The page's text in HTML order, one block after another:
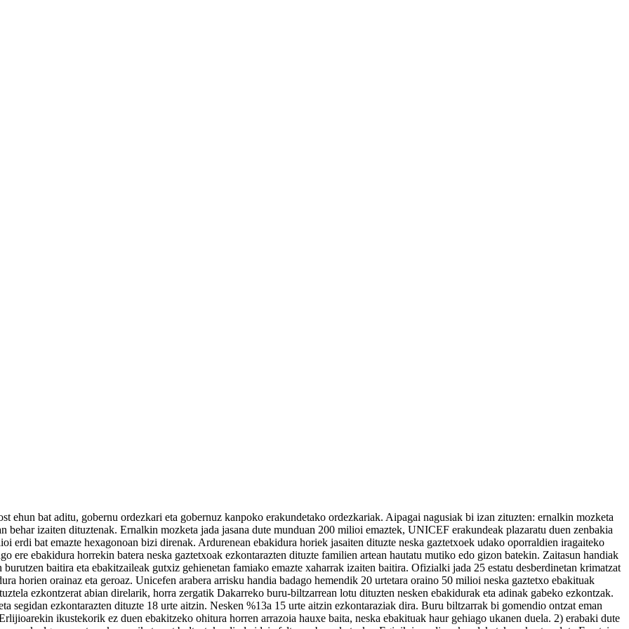
ehun bat aditu, gobernu ordezkari eta gobernuz kanpoko erakundetako ordezkariak. Aipagai nagusiak bi izan zituzten: ernalkin mozketa
izaiten dituztenak. Ernalkin mozketa jada jasana dute munduan 200 milioi emaztek, UNICEF erakundeak plazaratu duen zenbakia
erdi bat emazte hexagonoan bizi direnak. Ardurenean ebakidura horiek jasaiten dituzte neska gaztetxoek udako oporraldien iragaiteko
ere ebakidura horrekin batera neska gaztetxoak ezkontarazten dituzte familien artean hautatu mutiko edo gizon batekin. Zaitasun handiak
baitira eta ebakitzaileak gutxiz gehienetan famiako emazte xaharrak izaiten baitira. Ofizialki jada 25 estatu desberdinetan krimatzat
horien orainaz eta geroaz. Unicefen arabera arrisku handia badago hemendik 20 urtetara oraino 50 milioi neska gaztetxo ebakituak
ezkontzerat abian direlarik, horra zergatik Dakarreko buru-biltzarrean lotu dituzten nesken ebakidurak eta adinak gabeko ezkontzak.
segidan ezkontarazten dituzte 18 urte aitzin. Nesken %13a 15 urte aitzin ezkontaraziak dira. Buru biltzarrak bi gomendio ontzat eman
ikustekorik ez duen ebakitzeko ohitura horren arrazoia hauxe baita, neska ebakituak haur gehiago ukanen duela. 2) erabaki dute